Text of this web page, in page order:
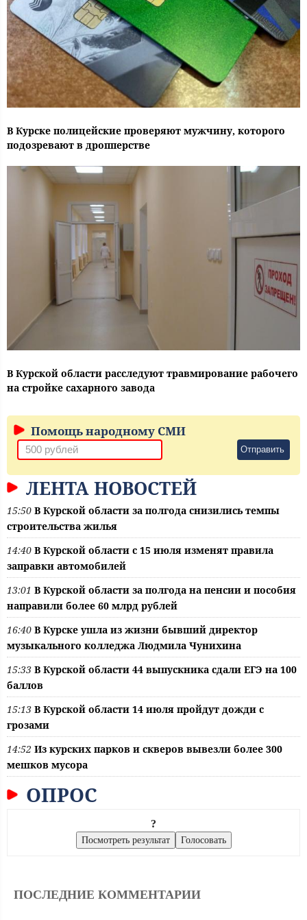
В Курске полицейские проверяют мужчину, которого
подозревают в дропперстве
В Курской области расследуют травмирование рабочего
на стройке сахарного завода
Помощь народному СМИ
Отправить
ЛЕНТА НОВОСТЕЙ
15:50 В Курской области за полгода снизились темпы
строительства жилья
14:40 В Курской области с 15 июля изменят правила
заправки автомобилей
13:01 В Курской области за полгода на пенсии и пособия
направили более 60 млрд рублей
16:40 В Курске ушла из жизни бывший директор
музыкального колледжа Людмила Чунихина
15:33 В Курской области 44 выпускника сдали ЕГЭ на 100
баллов
15:13 В Курской области 14 июля пройдут дожди с
грозами
14:52 Из курских парков и скверов вывезли более 300
мешков мусора
ОПРОС
?
ПОСЛЕДНИЕ КОММЕНТАРИИ